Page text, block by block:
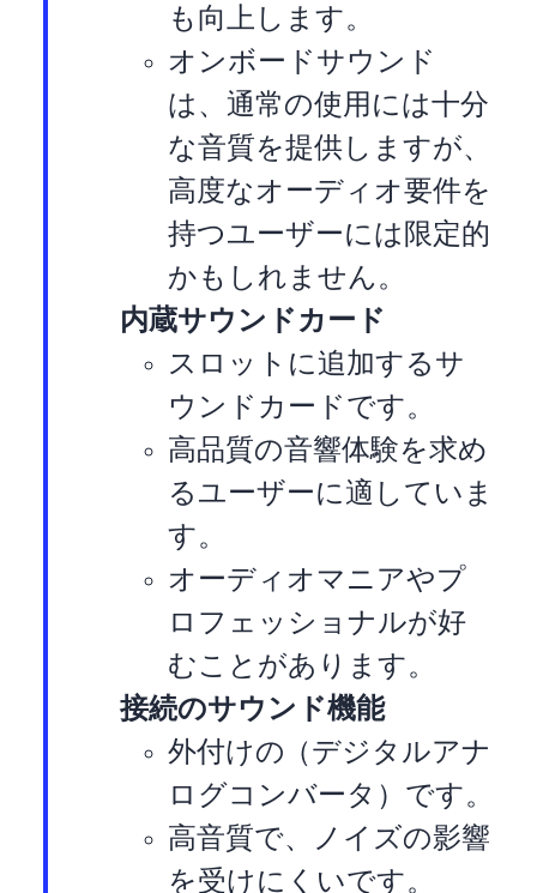
も向上します。
オンボードサウンド
は、通常の使用には十分
な音質を提供しますが、
高度なオーディオ要件を
持つユーザーには限定的
かもしれません。
内蔵サウンドカード
PCI-Eスロットに追加するサ
ウンドカードです。
高品質の音響体験を求め
るユーザーに適していま
す。
オーディオマニアやプ
ロフェッショナルが好
むことがあります。
USB接続のサウンド機能
外付けのUSB DAC（デジタルアナ
ログコンバータ）です。
高音質で、ノイズの影響
を受けにくいです。